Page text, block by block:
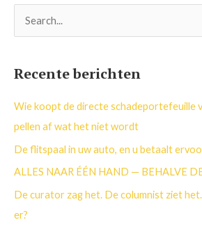
n
a
a
r
Recente berichten
Wie koopt de directe schadeportefeuille
pellen af wat het niet wordt
De flitspaal in uw auto, en u betaalt
ALLES NAAR ÉÉN HAND — BEHALVE
De curator zag het. De columnist ziet
er?